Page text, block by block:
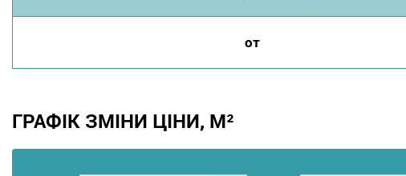
от
ГРАФІК ЗМІНИ ЦІНИ, М²